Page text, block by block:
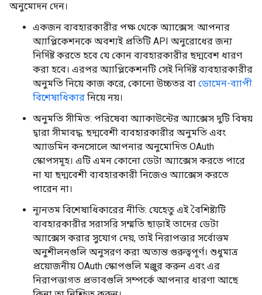
অনুমোদন দেন।
একজন ব্যবহারকারীর পক্ষ থেকে অ্যাক্সেস: আপনার
অ্যাপ্লিকেশনকে অবশ্যই প্রতিটি API অনুরোধের জন্য
নির্দিষ্ট করতে হবে যে কোন ব্যবহারকারীর ছদ্মবেশ ধারণ
করা হবে। এরপর অ্যাপ্লিকেশনটি সেই নির্দিষ্ট ব্যবহারকারীর
অনুমতি নিয়ে কাজ করে, কোনো উচ্চতর বা ডোমেন-ব্যাপী
বিশেষাধিকার নিয়ে নয়।
অনুমতি সীমিত: পরিষেবা অ্যাকাউন্টের অ্যাক্সেস দুটি বিষয়
দ্বারা সীমাবদ্ধ: ছদ্মবেশী ব্যবহারকারীর অনুমতি এবং
অ্যাডমিন কনসোলে আপনার অনুমোদিত OAuth
স্কোপসমূহ। এটি এমন কোনো ডেটা অ্যাক্সেস করতে পারে
না যা ছদ্মবেশী ব্যবহারকারী নিজেও অ্যাক্সেস করতে
পারেন না।
ন্যূনতম বিশেষাধিকারের নীতি: যেহেতু এই বৈশিষ্ট্যটি
ব্যবহারকারীর সরাসরি সম্মতি ছাড়াই তাদের ডেটা
অ্যাক্সেস করার সুযোগ দেয়, তাই নিরাপত্তার সর্বোত্তম
অনুশীলনগুলি অনুসরণ করা অত্যন্ত গুরুত্বপূর্ণ। শুধুমাত্র
প্রয়োজনীয় OAuth স্কোপগুলি মঞ্জুর করুন এবং এর
নিরাপত্তাগত প্রভাবগুলি সম্পর্কে আপনার ধারণা আছে